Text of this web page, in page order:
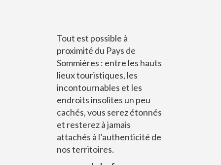
Tout est possible à
proximité du Pays de
Sommières : entre les hauts
lieux touristiques, les
incontournables et les
endroits insolites un peu
cachés, vous serez étonnés
et resterez à jamais
attachés à l’authenticité de
nos territoires.